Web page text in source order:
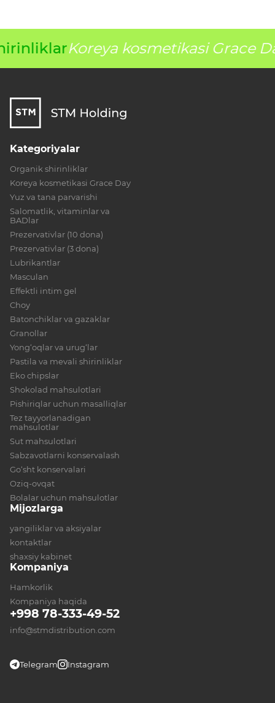
Koreya kosmetikasi Grace
+998 78-333-49-52
info@stmdistribution.com
Telegram Instagram
Kategoriyalar
Organik shirinliklar
Koreya kosmetikasi Grace Day
Yuz va tana parvarishi
Salomatlik, vitaminlar va
BADlar
Prezervativlar (10 dona)
Prezervativlar (3 dona)
Lubrikantlar
Masculan
Effektli intim gel
Choy
Batonchiklar va gazaklar
Granollar
Yong‘oqlar va urug‘lar
Pastila va mevali shirinliklar
Eko chipslar
Shokolad mahsulotlari
Pishiriqlar uchun masalliqlar
Tez tayyorlanadigan
mahsulotlar
Sut mahsulotlari
Sabzavotlarni konservalash
Go‘sht konservalari
Oziq-ovqat
Bolalar uchun mahsulotlar
Mijozlarga
yangiliklar va aksiyalar
kontaktlar
shaxsiy kabinet
Kompaniya
Hamkorlik
Kompaniya haqida